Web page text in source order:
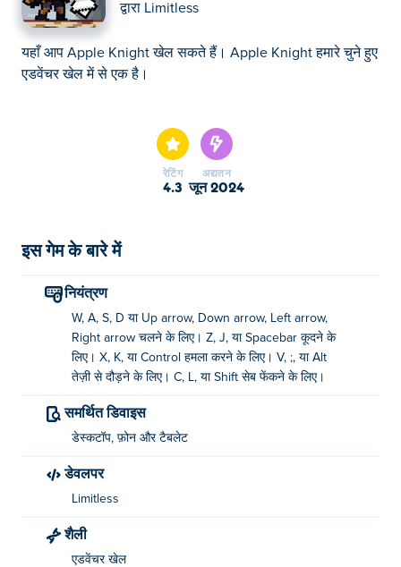
द्वारा Limitless
यहाँ आप Apple Knight खेल सकते हैं। Apple Knight हमारे चुने हुए
एडवेंचर खेल में से एक है।
रेटिंग
4.3
अद्यतन
जून 2024
इस गेम के बारे में
नियंत्रण
W, A, S, D या Up arrow, Down arrow, Left arrow,
Right arrow चलने के लिए। Z, J, या Spacebar कूदने के
लिए। X, K, या Control हमला करने के लिए। V, ;, या Alt
तेज़ी से दौड़ने के लिए। C, L, या Shift सेब फेंकने के लिए।
समर्थित डिवाइस
डेस्कटॉप, फ़ोन और टैबलेट
डेवलपर
Limitless
शैली
एडवेंचर खेल